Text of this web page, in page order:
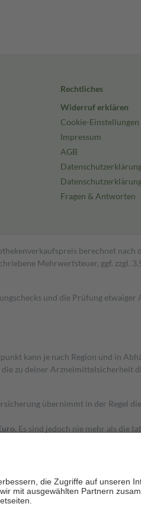
Rechtliches
Widerruf erklären
Cookie-Einstellungen
Impressum
AGB
Fragen & Antworten
berechnet nach
Mehrwertsteuer, ggf. zzgl.
und die Prüfung etwaiger
kann je nach Region und in
zu deiner Arzneimittelsicherheit
übernimmt in der Regel
Es sind jedoch nie mehr als die
Zuzahlungen an bei: